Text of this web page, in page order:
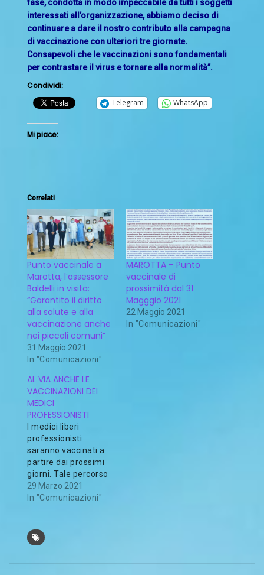
fase, condotta in modo impeccabile da tutti i soggetti
interessati all’organizzazione, abbiamo deciso di
continuare a dare il nostro contributo alla campagna
di vaccinazione con ulteriori tre giornate.
Consapevoli che le vaccinazioni sono fondamentali
per contrastare il virus e tornare alla normalità”.
Condividi:
Telegram
WhatsApp
Mi piace:
Correlati
Punto vaccinale a
Marotta, l’assessore
Baldelli in visita:
“Garantito il diritto
alla salute e alla
vaccinazione anche
nei piccoli comuni”
31 Maggio 2021
In "Comunicazioni"
MAROTTA – Punto
vaccinale di
prossimità dal 31
Magggio 2021
22 Maggio 2021
In "Comunicazioni"
AL VIA ANCHE LE
VACCINAZIONI DEI
MEDICI
PROFESSIONISTI
I medici liberi
professionisti
saranno vaccinati a
partire dai prossimi
giorni. Tale percorso
era sta già condiviso
la scorsa settimana,
Francesco Acquaroli,
l’Assessore Filippo
29 Marzo 2021
In "Comunicazioni"